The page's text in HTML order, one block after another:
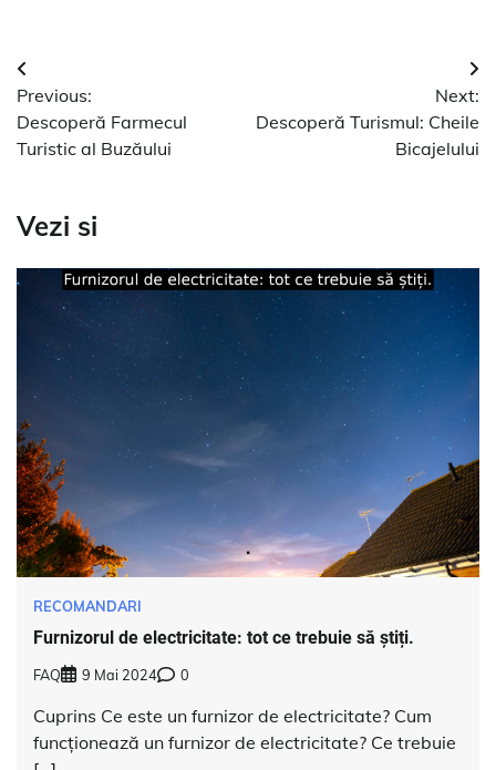
Navigare
în
articole
Previous:
Descoperă Farmecul
Turistic al Buzăului
Next:
Descoperă Turismul: Cheile
Bicajelului
Vezi si
RECOMANDARI
Furnizorul de electricitate: tot ce trebuie să știți.
FAQ 9 Mai 2024 0
Cuprins Ce este un furnizor de electricitate? Cum
funcționează un furnizor de electricitate? Ce trebuie